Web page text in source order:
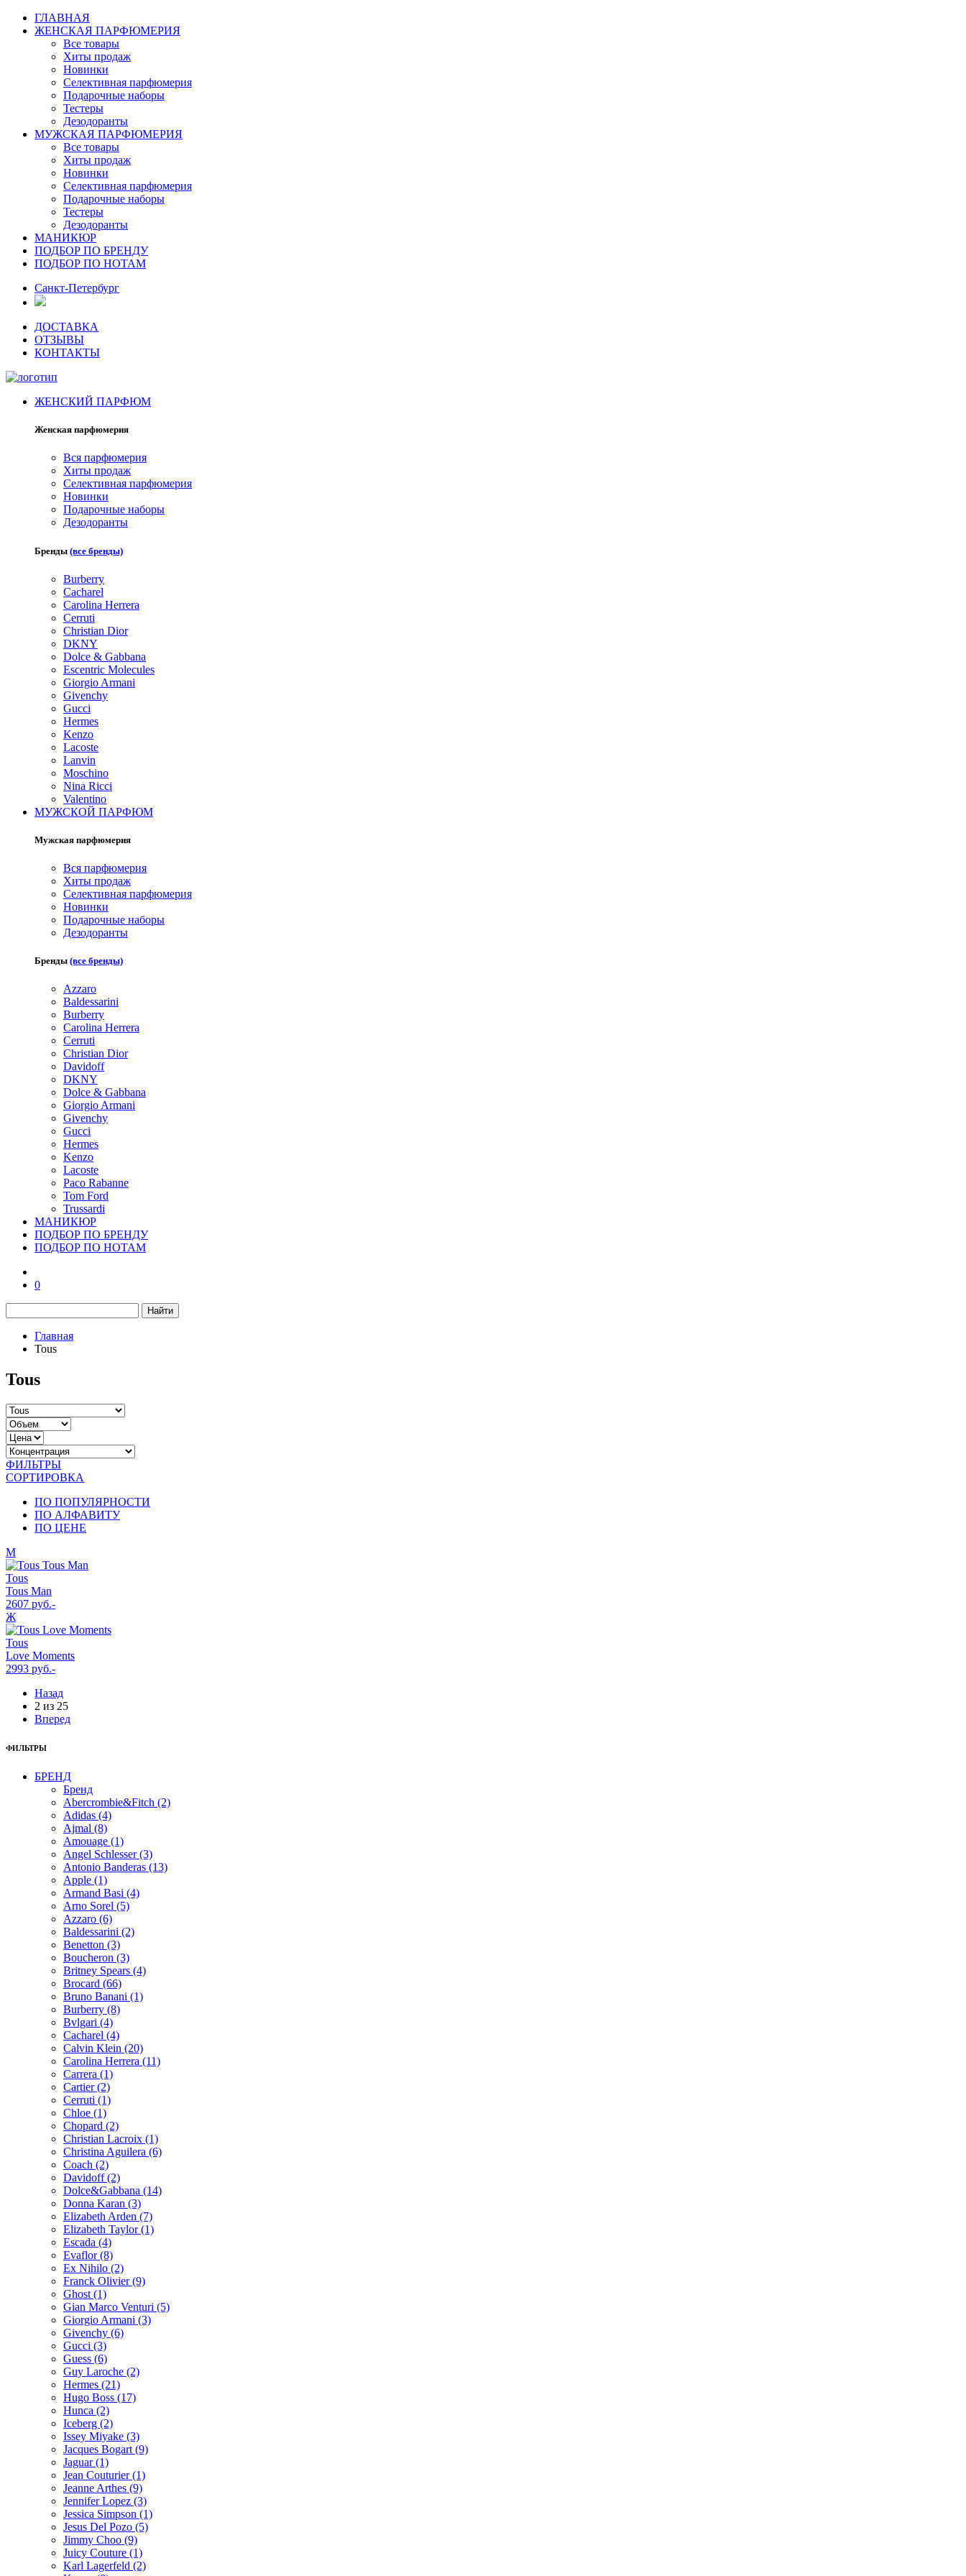
ГЛАВНАЯ
ЖЕНСКАЯ ПАРФЮМЕРИЯ
Все товары
Хиты продаж
Новинки
Селективная парфюмерия
Подарочные наборы
Тестеры
Дезодоранты
МУЖСКАЯ ПАРФЮМЕРИЯ
Все товары
Хиты продаж
Новинки
Селективная парфюмерия
Подарочные наборы
Тестеры
Дезодоранты
МАНИКЮР
ПОДБОР ПО БРЕНДУ
ПОДБОР ПО НОТАМ
Санкт-Петербург
ДОСТАВКА
ОТЗЫВЫ
КОНТАКТЫ
ЖЕНСКИЙ ПАРФЮМ
Женская парфюмерия
Вся парфюмерия
Хиты продаж
Селективная парфюмерия
Новинки
Подарочные наборы
Дезодоранты
Бренды (все бренды)
Burberry
Cacharel
Carolina Herrera
Cerruti
Christian Dior
DKNY
Dolce & Gabbana
Escentric Molecules
Giorgio Armani
Givenchy
Gucci
Hermes
Kenzo
Lacoste
Lanvin
Moschino
Nina Ricci
Valentino
МУЖСКОЙ ПАРФЮМ
Мужская парфюмерия
Вся парфюмерия
Хиты продаж
Селективная парфюмерия
Новинки
Подарочные наборы
Дезодоранты
Бренды (все бренды)
Azzaro
Baldessarini
Burberry
Carolina Herrera
Cerruti
Christian Dior
Davidoff
DKNY
Dolce & Gabbana
Giorgio Armani
Givenchy
Gucci
Hermes
Kenzo
Lacoste
Paco Rabanne
Tom Ford
Trussardi
МАНИКЮР
ПОДБОР ПО БРЕНДУ
ПОДБОР ПО НОТАМ
0
Найти
Главная
Tous
Tous
ФИЛЬТРЫ
СОРТИРОВКА
ПО ПОПУЛЯРНОСТИ
ПО АЛФАВИТУ
ПО ЦЕНЕ
М
Tous
Tous Man
2607 руб.-
Ж
Tous
Love Moments
2993 руб.-
Назад
2 из 25
Вперед
ФИЛЬТРЫ
БРЕНД
Бренд
Abercrombie&Fitch (2)
Adidas (4)
Ajmal (8)
Amouage (1)
Angel Schlesser (3)
Antonio Banderas (13)
Apple (1)
Armand Basi (4)
Arno Sorel (5)
Azzaro (6)
Baldessarini (2)
Benetton (3)
Boucheron (3)
Britney Spears (4)
Brocard (66)
Bruno Banani (1)
Burberry (8)
Bvlgari (4)
Cacharel (4)
Calvin Klein (20)
Carolina Herrera (11)
Carrera (1)
Cartier (2)
Cerruti (1)
Chloe (1)
Chopard (2)
Christian Lacroix (1)
Christina Aguilera (6)
Coach (2)
Davidoff (2)
Dolce&Gabbana (14)
Donna Karan (3)
Elizabeth Arden (7)
Elizabeth Taylor (1)
Escada (4)
Evaflor (8)
Ex Nihilo (2)
Franck Olivier (9)
Ghost (1)
Gian Marco Venturi (5)
Giorgio Armani (3)
Givenchy (6)
Gucci (3)
Guess (6)
Guy Laroche (2)
Hermes (21)
Hugo Boss (17)
Hunca (2)
Iceberg (2)
Issey Miyake (3)
Jacques Bogart (9)
Jaguar (1)
Jean Couturier (1)
Jeanne Arthes (9)
Jennifer Lopez (3)
Jessica Simpson (1)
Jesus Del Pozo (5)
Jimmy Choo (9)
Juicy Couture (1)
Karl Lagerfeld (2)